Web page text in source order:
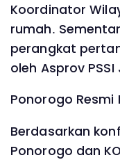
Koordinator
rumah.
perangkat
oleh Asprov
Ponorogo Resmi
Berdasarkan
Ponorogo dan